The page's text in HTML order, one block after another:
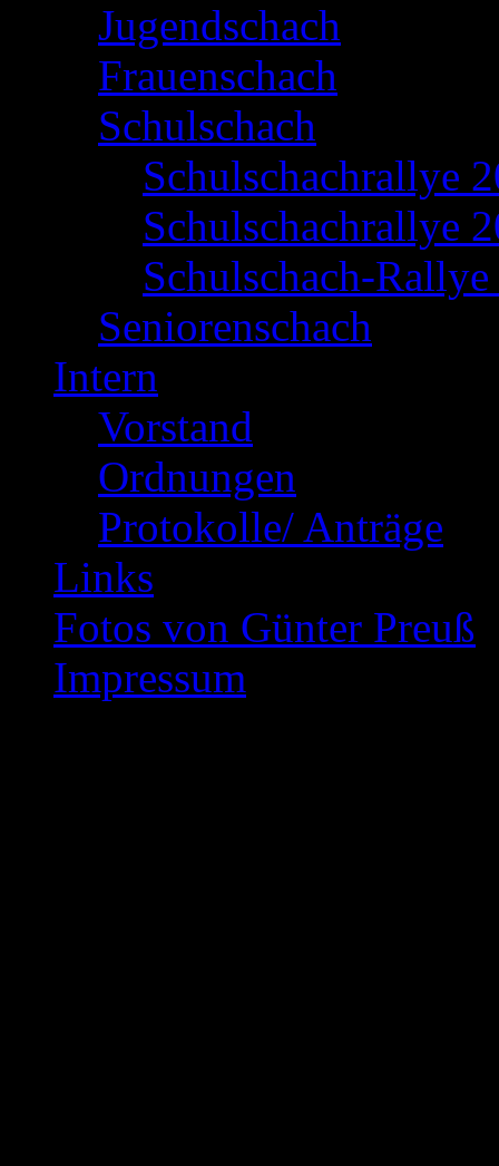
Jugendschach
Frauenschach
Schulschach
Schulschachrallye
Schulschachrallye
Schulschach-
Seniorenschach
Intern
Vorstand
Ordnungen
Protokolle/ Anträge
Links
Fotos von Günter Preuß
Impressum